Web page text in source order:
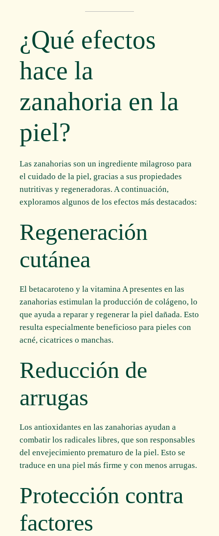
¿Qué efectos
hace la
zanahoria en la
piel?
Las zanahorias son un ingrediente milagroso para
el cuidado de la piel, gracias a sus propiedades
nutritivas y regeneradoras. A continuación,
exploramos algunos de los efectos más destacados:
Regeneración
cutánea
El betacaroteno y la vitamina A presentes en las
zanahorias estimulan la producción de colágeno, lo
que ayuda a reparar y regenerar la piel dañada. Esto
resulta especialmente beneficioso para pieles con
acné, cicatrices o manchas.
Reducción de
arrugas
Los antioxidantes en las zanahorias ayudan a
combatir los radicales libres, que son responsables
del envejecimiento prematuro de la piel. Esto se
traduce en una piel más firme y con menos arrugas.
Protección contra
factores